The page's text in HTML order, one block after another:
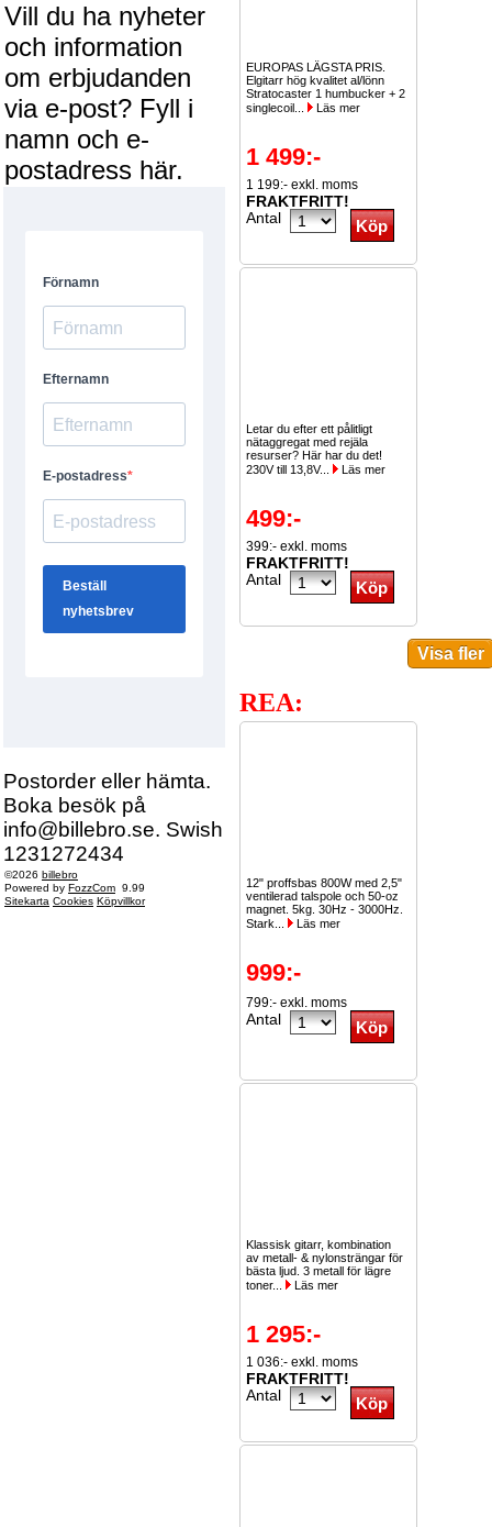
Vill du ha nyheter
och information
om erbjudanden
via e-post? Fyll i
namn och e-
postadress här.
Postorder eller hämta.
Boka besök på
info@billebro.se. Swish
1231272434
©2026 billebro
Powered by FozzCom 9.99
Sitekarta Cookies Köpvillkor
EUROPAS LÄGSTA PRIS.
Elgitarr hög kvalitet al/lönn
Stratocaster 1 humbucker + 2
singlecoil...
Läs mer
1 499:-
1 199:- exkl. moms
FRAKTFRITT!
Antal
Letar du efter ett pålitligt
nätaggregat med rejäla
resurser? Här har du det!
230V till 13,8V...
Läs mer
499:-
399:- exkl. moms
FRAKTFRITT!
Antal
REA:
12" proffsbas 800W med 2,5"
ventilerad talspole och 50-oz
magnet. 5kg. 30Hz - 3000Hz.
Stark...
Läs mer
999:-
799:- exkl. moms
Antal
Klassisk gitarr, kombination
av metall- & nylonsträngar för
bästa ljud. 3 metall för lägre
toner...
Läs mer
1 295:-
1 036:- exkl. moms
FRAKTFRITT!
Antal